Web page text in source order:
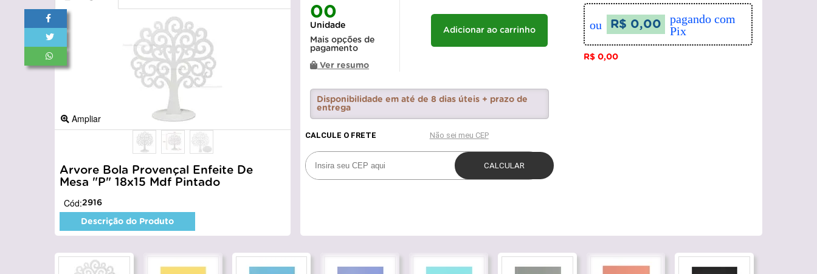
Ampliar
Arvore Bola Provençal Enfeite De
Mesa "P" 18x15 Mdf Pintado
Cód:2916
Descrição do Produto
00
Unidade
Mais opções de
pagamento
Ver resumo
Adicionar ao carrinho ou R$ 0,00
pagando com
Pix
R$ 0,00
Disponibilidade em até de 8 dias úteis + prazo de
entrega